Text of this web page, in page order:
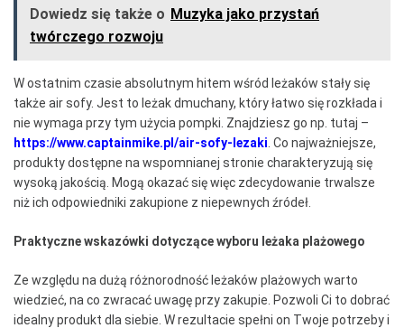
Dowiedz się także o Muzyka jako przystań
twórczego rozwoju
W ostatnim czasie absolutnym hitem wśród leżaków stały się
także air sofy. Jest to leżak dmuchany, który łatwo się rozkłada i
nie wymaga przy tym użycia pompki. Znajdziesz go np. tutaj –
https://www.captainmike.pl/air-sofy-lezaki . Co najważniejsze,
produkty dostępne na wspomnianej stronie charakteryzują się
wysoką jakością. Mogą okazać się więc zdecydowanie trwalsze
niż ich odpowiedniki zakupione z niepewnych źródeł.
Praktyczne wskazówki dotyczące wyboru leżaka plażowego
Ze względu na dużą różnorodność leżaków plażowych warto
wiedzieć, na co zwracać uwagę przy zakupie. Pozwoli Ci to dobrać
idealny produkt dla siebie. W rezultacie spełni on Twoje potrzeby i